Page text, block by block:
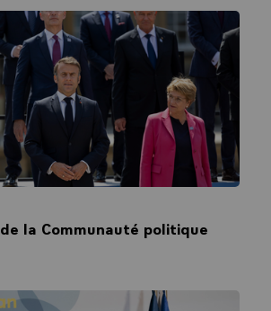
de la Communauté politique